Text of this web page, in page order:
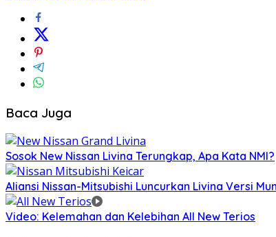
Baca Juga
Sosok New Nissan Livina Terungkap, Apa Kata NMI?
Aliansi Nissan-Mitsubishi Luncurkan Livina Versi
Video: Kelemahan dan Kelebihan All New Terios